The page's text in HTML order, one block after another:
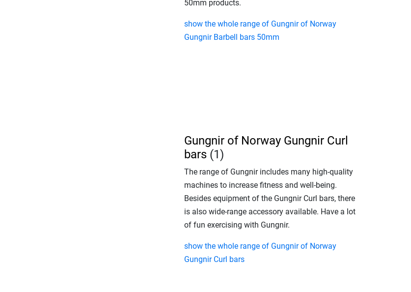
50mm products.
show the whole range of Gungnir of Norway
Gungnir Barbell bars 50mm
Gungnir of Norway Gungnir Curl
bars (1)
The range of Gungnir includes many high-quality
machines to increase fitness and well-being.
Besides equipment of the Gungnir Curl bars, there
is also wide-range accessory available. Have a lot
of fun exercising with Gungnir.
show the whole range of Gungnir of Norway
Gungnir Curl bars